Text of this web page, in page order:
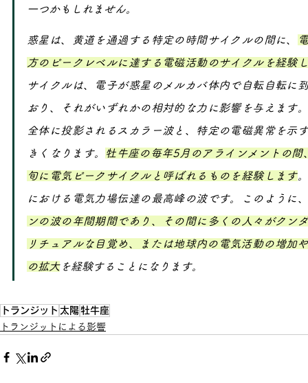
一つかもしれません。
惑星は、黄道を通過する特定の時間サイクルの間に、
方のピークレベルに達する電磁活動のサイクルを経験
サイクルは、電子が惑星のメルカバ体内で自転自転に
おり、それがいずれかの相対的な力に影響を与えます
全体に投影されるスカラー波と、特定の電磁異常を示
きくなります。 牡牛座の毎年5月のアラインメントの間
旬に電気ピークサイクルと呼ばれるものを経験します
における電気力場伝達の最高峰の波です。このように
ンの波の年間期間であり、その間に多くの人々がクン
リチュアルな目覚め、または地球内の電気活動の増加
の拡大を経験することになります。
トランジット 太陽牡牛座
トランジットによる影響